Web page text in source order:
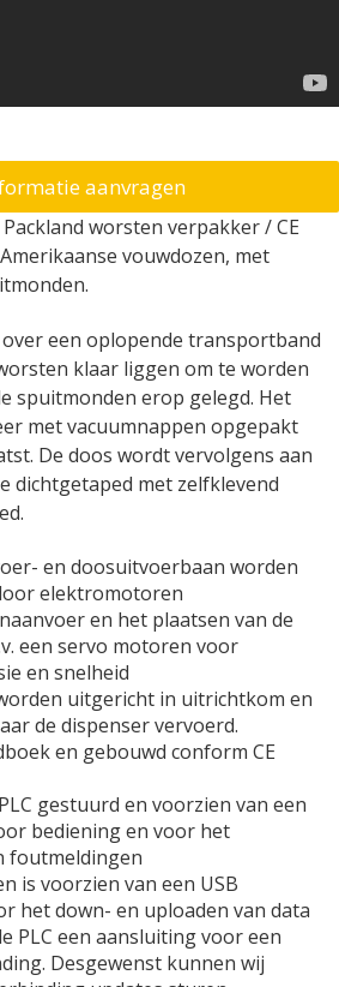
aanvragen
worsten verpakker / CE
vouwdozen, met
een oplopende transportband
klaar liggen om te worden
spuitmonden erop gelegd. Het
met vacuumnappen opgepakt
De doos wordt vervolgens aan
dichtgetaped met zelfklevend
en doosuitvoerbaan worden
elektromotoren
en het plaatsen van de
een servo motoren voor
en snelheid
uitgericht in uitrichtkom en
de dispenser vervoerd.
en gebouwd conform CE
gestuurd en voorzien van een
bediening en voor het
foutmeldingen
is voorzien van een USB
het down- en uploaden van data
PLC een aansluiting voor een
Desgewenst kunnen wij